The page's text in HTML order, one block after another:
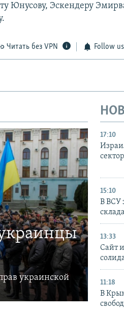
Юнусову, Эскендеру
Читать без VPN Follow us
украинской
17:10
15:10
В ВСУ
13:33
Сайт
11:18
В